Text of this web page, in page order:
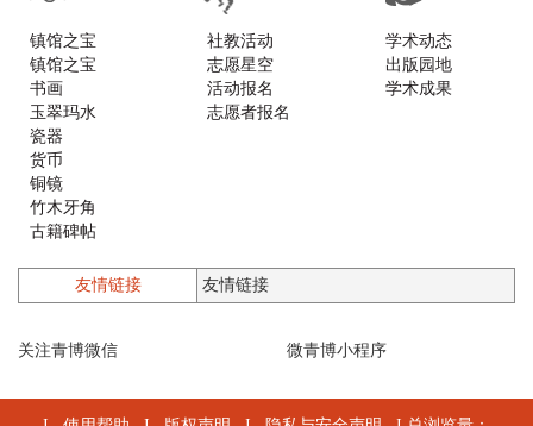
镇馆之宝
镇馆之宝
书画
玉翠玛水
瓷器
货币
铜镜
竹木牙角
古籍碑帖
漆器螺钿
石质类
墨砚
乐器
珐琅
社教活动
志愿星空
活动报名
志愿者报名
学术动态
出版园地
学术成果
友情链接
关注青博微信 微青博小程序